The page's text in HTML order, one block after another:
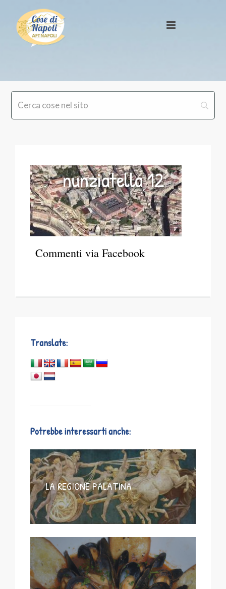
nunziatella 12
Commenti via Facebook
Translate:
Potrebbe interessarti anche:
LA REGIONE PALATINA